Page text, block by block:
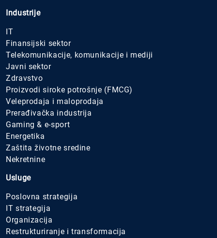
Industrije
IT
Finansijski sektor
Telekomunikacije, komunikacije i mediji
Javni sektor
Zdravstvo
Proizvodi siroke potrošnje (FMCG)
Veleprodaja i maloprodaja
Prerađivačka industrija
Gaming & e-sport
Energetika
Zaštita životne sredine
Nekretnine
Usluge
Poslovna strategija
IT strategija
Organizacija
Restrukturiranje i transformacija